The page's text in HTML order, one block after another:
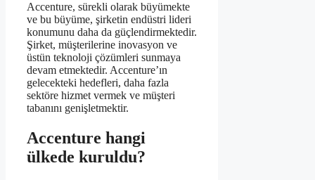
Accenture, sürekli olarak büyümekte
ve bu büyüme, şirketin endüstri lideri
konumunu daha da güçlendirmektedir.
Şirket, müşterilerine inovasyon ve
üstün teknoloji çözümleri sunmaya
devam etmektedir. Accenture’ın
gelecekteki hedefleri, daha fazla
sektöre hizmet vermek ve müşteri
tabanını genişletmektir.
Accenture hangi
ülkede kuruldu?